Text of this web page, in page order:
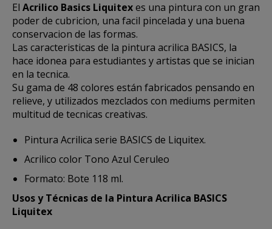
El Acrilico Basics Liquitexes una pintura con un gran
poder de cubricion, una facil pincelada y una buena
conservacion de las formas.
Las caracteristicas de la pintura acrilica BASICS, la
hace idonea para estudiantes y artistas que se inician
en la tecnica.
Su gama de 48 colores están fabricados pensando en
relieve, y utilizados mezclados con mediums permiten
multitud de tecnicas creativas.
Pintura Acrilica serie BASICS de Liquitex.
Acrilico color Tono Azul Ceruleo
Formato: Bote 118 ml.
Usos y Técnicas de la Pintura Acrilica BASICS
Liquitex